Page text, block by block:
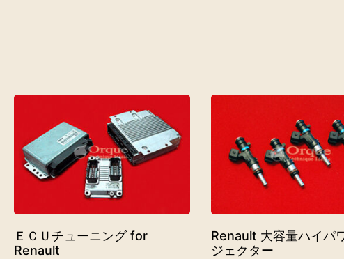
ＥＣＵチューニング for
Renault
Renault 大容量ハイパ
ジェクター